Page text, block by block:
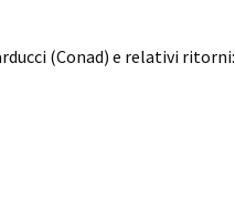
(Conad) e relativi ritorni: